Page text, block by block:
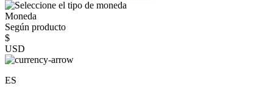
Moneda
Según producto
$
USD
ES